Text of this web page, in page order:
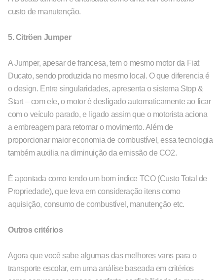
custo de manutenção.
5. Citröen Jumper
A Jumper, apesar de francesa, tem o mesmo motor da Fiat
Ducato, sendo produzida no mesmo local. O que diferencia é
o design. Entre singularidades, apresenta o sistema Stop &
Start – com ele, o motor é desligado automaticamente ao ficar
com o veículo parado, e ligado assim que o motorista aciona
a embreagem para retomar o movimento. Além de
proporcionar maior economia de combustível, essa tecnologia
também auxilia na diminuição da emissão de CO2.
É apontada como tendo um bom índice TCO (Custo Total de
Propriedade), que leva em consideração itens como
aquisição, consumo de combustível, manutenção etc.
Outros critérios
Agora que você sabe algumas das melhores vans para o
transporte escolar, em uma análise baseada em critérios